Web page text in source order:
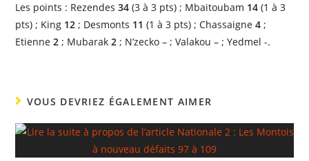
Les points : Rezendes34 (3 à 3 pts) ; Mbaitoubam 14 (1 à 3
pts) ; King 12 ; Desmonts 11 (1 à 3 pts) ; Chassaigne4 ;
Etienne2 ; Mubarak2 ; N’zecko – ; Valakou – ; Yedmel -.
VOUS DEVRIEZ ÉGALEMENT AIMER